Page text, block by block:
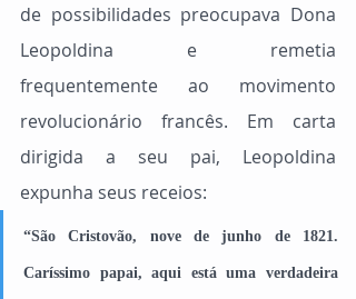
de possibilidades preocupava Dona
Leopoldina e remetia
frequentemente ao movimento
revolucionário francês. Em carta
dirigida a seu pai, Leopoldina
expunha seus receios:
“São Cristovão, nove de junho de 1821.
Caríssimo papai, aqui está uma verdadeira